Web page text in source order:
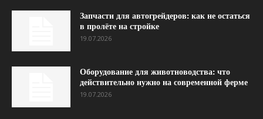
Запчасти для автогрейдеров: как не остаться
в пролёте на стройке
19.07.2026
Оборудование для животноводства: что
действительно нужно на современной ферме
19.07.2026